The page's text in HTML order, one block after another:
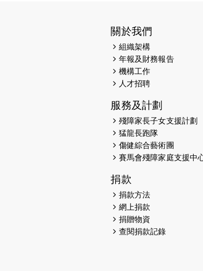
關於我們
組織架構
年報及財務報告
機構工作
人才招聘
服務及計劃
殘障家長子女支援計劃
猛龍長跑隊
傷健綜合藝術團
賽馬會殘障家庭支援中
捐款
捐款方法
網上捐款
捐贈物資
查閱捐款記錄